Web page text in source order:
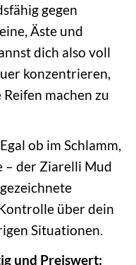
gegen
Äste und
dich also voll
konzentrieren,
machen zu
Egal ob im Schlamm,
– der Ziarelli Mud
über dein
Situationen.
und Preiswert: